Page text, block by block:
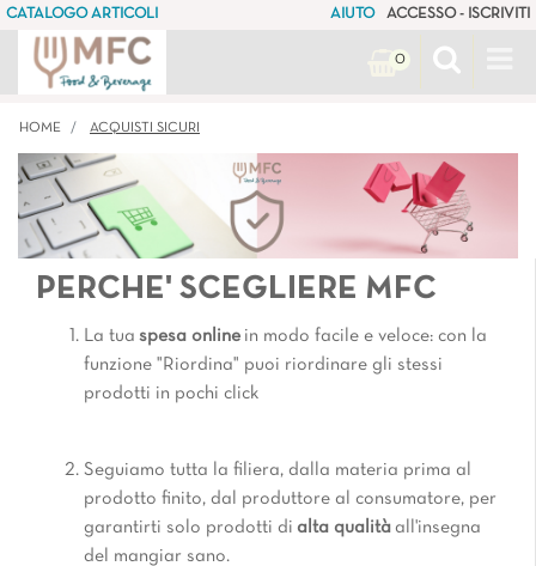
CATALOGO ARTICOLI AIUTO ACCESSO - ISCRIVITI
0
HOME ACQUISTI SICURI
PERCHE' SCEGLIERE MFC
La tua spesa online in modo facile e veloce: con la
funzione "Riordina" puoi riordinare gli stessi
prodotti in pochi click
Seguiamo tutta la filiera, dalla materia prima al
prodotto finito, dal produttore al consumatore, per
garantirti solo prodotti di alta qualità all'insegna
del mangiar sano.